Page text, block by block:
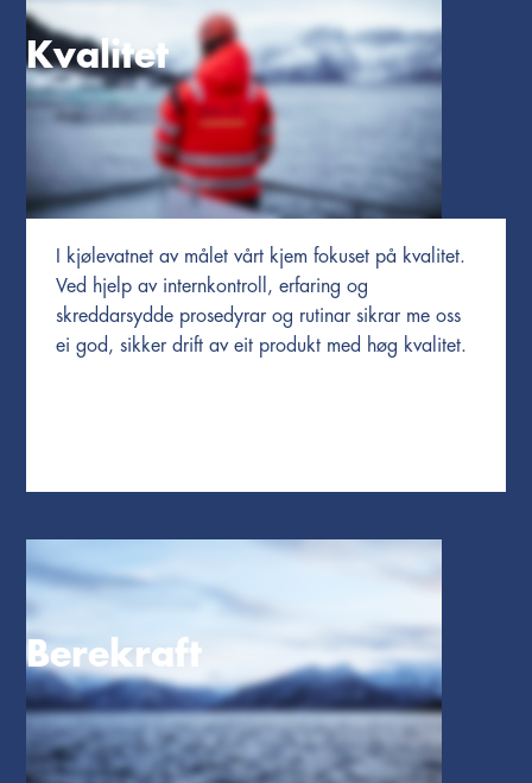
Kvalitet
I kjølevatnet av målet vårt kjem fokuset på kvalitet.
Ved hjelp av internkontroll, erfaring og
skreddarsydde prosedyrar og rutinar sikrar me oss
ei god, sikker drift av eit produkt med høg kvalitet.
Berekraft